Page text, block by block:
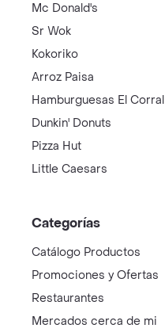
Mc Donald's
Sr Wok
Kokoriko
Arroz Paisa
Hamburguesas El Corral
Dunkin' Donuts
Pizza Hut
Little Caesars
Categorías
Catálogo Productos
Promociones y Ofertas
Restaurantes
Mercados cerca de mi